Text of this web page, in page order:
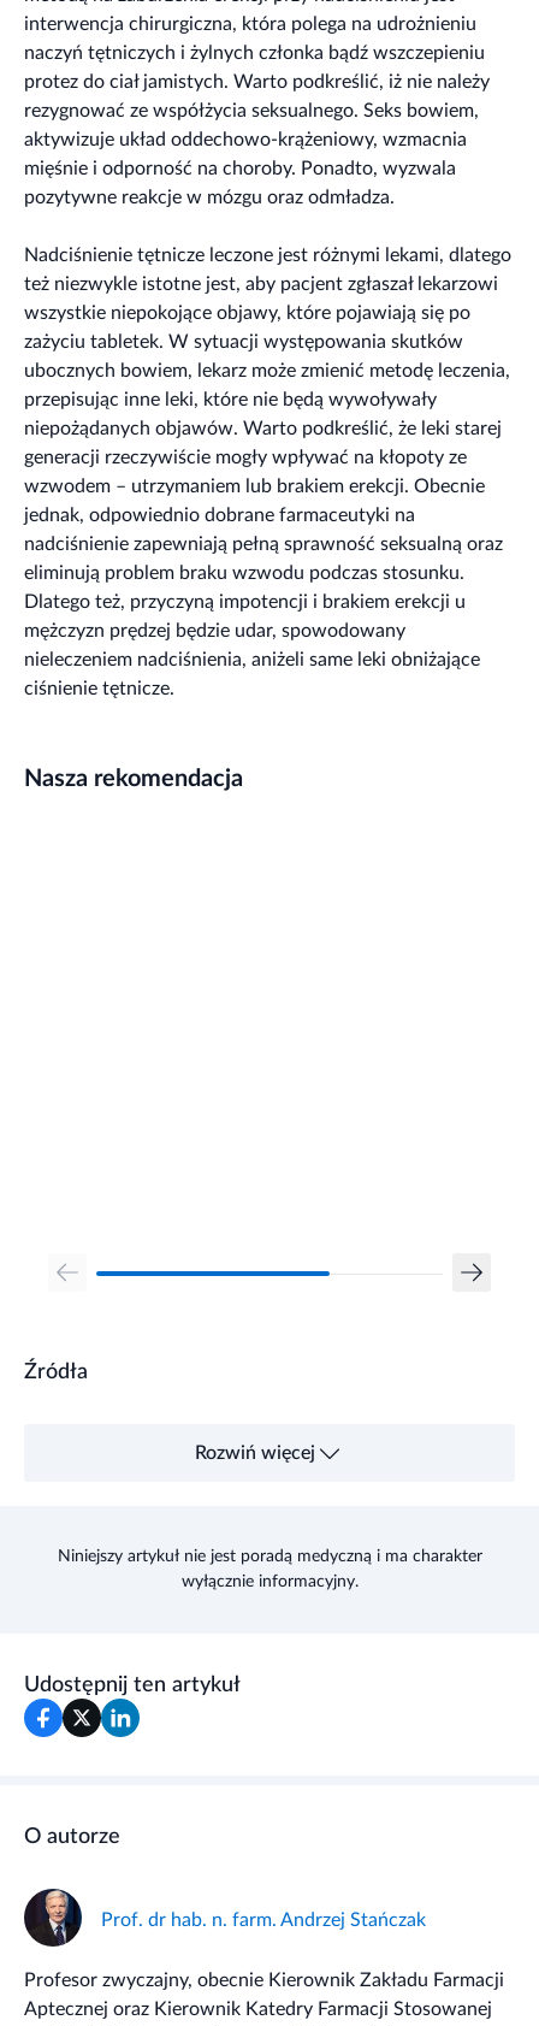
interwencja chirurgiczna, która polega na udrożnieniu
naczyń tętniczych i żylnych członka bądź wszczepieniu
protez do ciał jamistych. Warto podkreślić, iż nie należy
rezygnować ze współżycia seksualnego. Seks bowiem,
aktywizuje układ oddechowo-krążeniowy, wzmacnia
mięśnie i odporność na choroby. Ponadto, wyzwala
pozytywne reakcje w mózgu oraz odmładza.
Nadciśnienie tętnicze leczone jest różnymi lekami, dlatego
też niezwykle istotne jest, aby pacjent zgłaszał lekarzowi
wszystkie niepokojące objawy, które pojawiają się po
zażyciu tabletek. W sytuacji występowania skutków
ubocznych bowiem, lekarz może zmienić metodę leczenia,
przepisując inne leki, które nie będą wywoływały
niepożądanych objawów. Warto podkreślić, że leki starej
generacji rzeczywiście mogły wpływać na kłopoty ze
wzwodem – utrzymaniem lub brakiem erekcji. Obecnie
jednak, odpowiednio dobrane farmaceutyki na
nadciśnienie zapewniają pełną sprawność seksualną oraz
eliminują problem braku wzwodu podczas stosunku.
Dlatego też, przyczyną impotencji i brakiem erekcji u
mężczyzn prędzej będzie udar, spowodowany
nieleczeniem nadciśnienia, aniżeli same leki obniżające
ciśnienie tętnicze.
Nasza rekomendacja
Źródła
Rozwiń więcej
Niniejszy artykuł nie jest poradą medyczną i ma charakter
wyłącznie informacyjny.
Udostępnij ten artykuł
O autorze
Prof. dr hab. n. farm. Andrzej Stańczak
Profesor zwyczajny, obecnie Kierownik Zakładu Farmacji
Aptecznej oraz Kierownik Katedry Farmacji Stosowanej